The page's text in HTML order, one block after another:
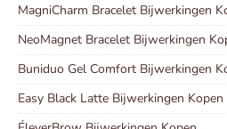
MagniCharm Bracelet Bijwerkingen
NeoMagnet Bracelet Bijwerkingen
Buniduo Gel Comfort Bijwerkingen
Easy Black Latte Bijwerkingen Kopen